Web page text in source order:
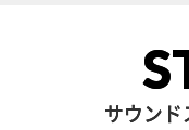
サウン